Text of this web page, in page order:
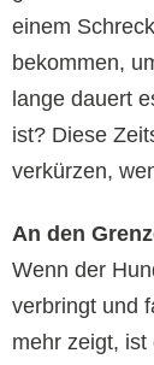
einem
bekommen,
lange dauert
ist? Diese
verkürzen,
An den
Wenn der
verbringt und
mehr zeigt,